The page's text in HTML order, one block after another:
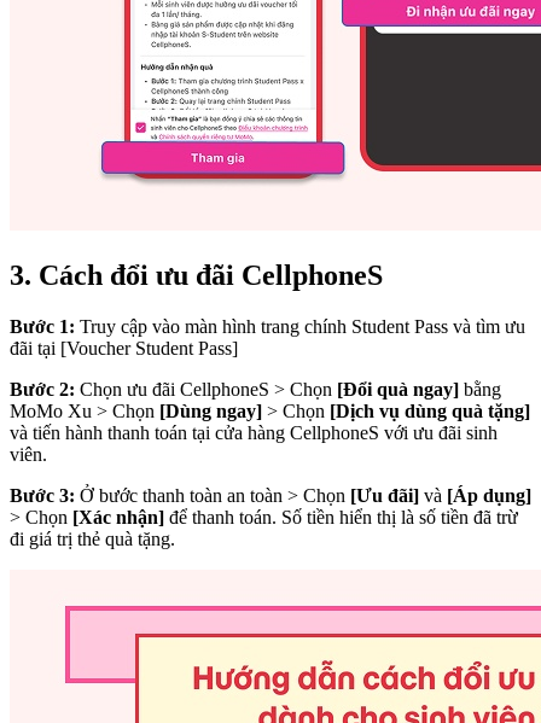
3. Cách đổi ưu đãi CellphoneS
Bước 1: Truy cập vào màn hình trang chính Student Pass và tìm ưu
đãi tại [Voucher Student Pass]
Bước 2: Chọn ưu đãi CellphoneS > Chọn [Đổi quà ngay] bằng
MoMo Xu > Chọn [Dùng ngay] > Chọn [Dịch vụ dùng quà tặng]
và tiến hành thanh toán tại cửa hàng CellphoneS với ưu đãi sinh
viên.
Bước 3: Ở bước thanh toàn an toàn > Chọn [Ưu đãi] và [Áp dụng]
> Chọn [Xác nhận] để thanh toán. Số tiền hiển thị là số tiền đã trừ
đi giá trị thẻ quà tặng.